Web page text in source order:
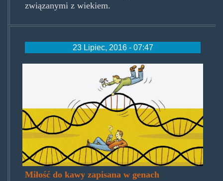
związanymi z wiekiem.
23 Lipiec, 2016 - 07:47
Miłość do kawy zapisana w genach